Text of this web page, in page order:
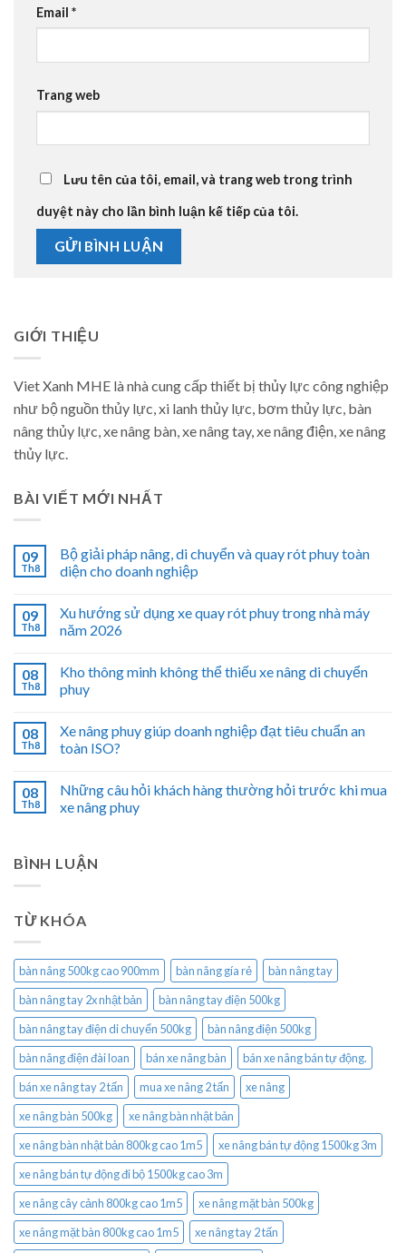
Email *
Trang web
Lưu tên của tôi, email, và trang web trong trình
duyệt này cho lần bình luận kế tiếp của tôi.
GIỚI THIỆU
Viet Xanh MHE là nhà cung cấp thiết bị thủy lực công nghiệp
như bộ nguồn thủy lực, xi lanh thủy lực, bơm thủy lực, bàn
nâng thủy lực, xe nâng bàn, xe nâng tay, xe nâng điện, xe nâng
thủy lực.
BÀI VIẾT MỚI NHẤT
09
Th8
Bộ giải pháp nâng, di chuyển và quay rót phuy toàn
diện cho doanh nghiệp
09
Th8
Xu hướng sử dụng xe quay rót phuy trong nhà máy
năm 2026
08
Th8
Kho thông minh không thể thiếu xe nâng di chuyển
phuy
08
Th8
Xe nâng phuy giúp doanh nghiệp đạt tiêu chuẩn an
toàn ISO?
08
Th8
Những câu hỏi khách hàng thường hỏi trước khi mua
xe nâng phuy
BÌNH LUẬN
TỪ KHÓA
bàn nâng 500kg cao 900mm bàn nâng gía rẻ
bàn nâng tay
bàn nâng tay 2x nhật bản
bàn nâng tay điện 500kg
bàn nâng tay điện di chuyển 500kg
bàn nâng điện 500kg
bàn nâng điện đài loan
bán xe nâng bàn
bán xe nâng bán tự động.
bán xe nâng tay 2 tấn
mua xe nâng 2 tấn
xe nâng
xe nâng bàn 500kg
xe nâng bàn nhật bản
xe nâng bàn nhật bản 800kg cao 1m5
xe nâng bán tự động 1500kg 3m
xe nâng bán tự động đi bộ 1500kg cao 3m
xe nâng cây cảnh 800kg cao 1m5
xe nâng mặt bàn 500kg
xe nâng mặt bàn 800kg cao 1m5
xe nâng tay 2 tấn